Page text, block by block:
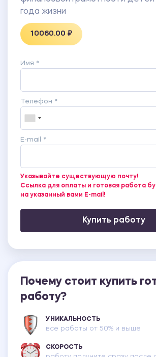
года жизни
10060.00 ₽
Имя *
Телефон *
E-mail *
Указывайте существующую почту!
Ссылка для оплаты и готовая работа
на указанный вами E-mail!
Купить работу
Почему стоит купить
работу?
УНИКАЛЬНОСТЬ
все работы от 50% и выше
СКОРОСТЬ